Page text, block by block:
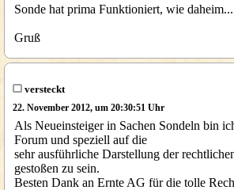
Sonde hat prima Funktioniert, wie
Gruß
versteckt
22. November 2012, um 20:30:51 Uhr
Als Neueinsteiger in Sachen Sondeln bin
Forum und speziell auf die
sehr ausführliche Darstellung der
gestoßen zu sein.
Besten Dank an Ernte AG für die tolle